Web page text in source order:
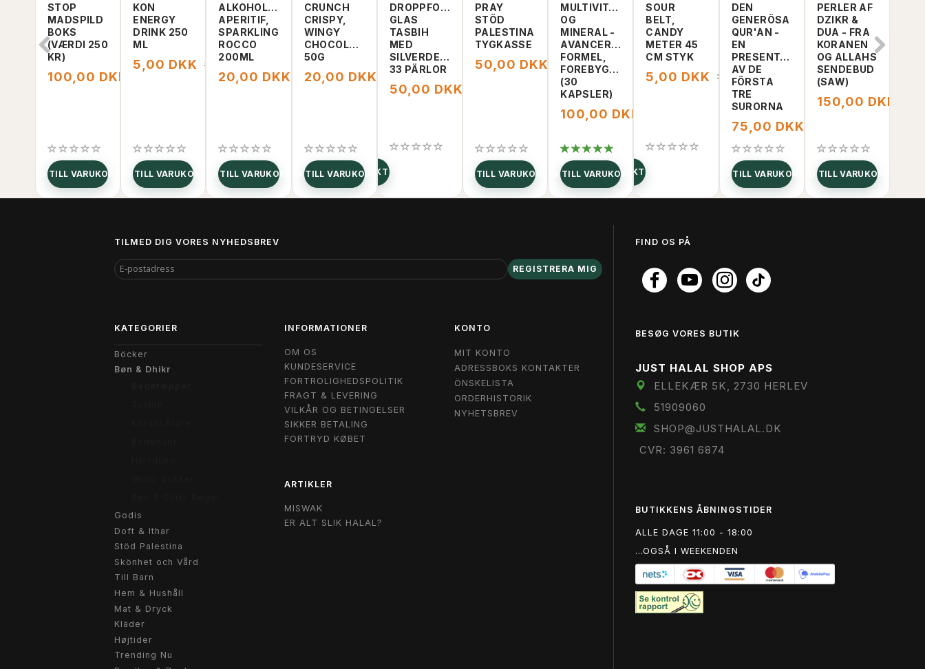
STOP
MADSPILD
BOKS
(VÆRDI 250
KR)
100,00 DKK
LÄGG TILL VARUKORGEN
KON
ENERGY
DRINK 250
ML
5,00 DKK 15,00 DKK
LÄGG TILL VARUKORGEN
ALKOHOLFRI
APERITIF,
SPARKLING
ROCCO
200ML
20,00 DKK 30,00 DKK
LÄGG TILL VARUKORGEN
CRUNCH
CRISPY,
WINGY
CHOCOLATE,
50G
20,00 DKK
LÄGG TILL VARUKORGEN
DROPPFORMAT
GLAS
TASBIH
MED
SILVERDETALJER,
33 PÄRLOR
50,00 DKK
SE PRODUKT
PRAY
STÖD
PALESTINA
TYGKASSE
50,00 DKK 150,00 DKK
LÄGG TILL VARUKORGEN
MULTIVITAMIN
OG
MINERAL -
AVANCERET
FORMEL,
FOREBYGGES
(30
KAPSLER)
100,00 DKK
LÄGG TILL VARUKORGEN
SOUR
BELT,
CANDY
METER 45
CM STYK
5,00 DKK 10,00 DKK
SE PRODUKT
DEN
GENERÖSA
QUR'AN -
EN
PRESENTATION
AV DE
FÖRSTA
TRE
SURORNA
75,00 DKK
LÄGG TILL VARUKORGEN
PERLER AF
DZIKR &
DUA - FRA
KORANEN
OG ALLAHS
SENDEBUD
(SAW)
150,00 DKK
LÄGG TILL VARUKORGENLÄGG TILL
TILMED DIG VORES NYHEDSBREV
E-
POSTADRESS
REGISTRERA MIG
KATEGORIER
Böcker
Bøn & Dhikr
Godis
Doft & Ithar
Stöd Palestina
Skönhet och Vård
Till Barn
Hem & Hushåll
Mat & Dryck
Kläder
Højtider
Trending Nu
INFORMATIONER
OM OS
KUNDESERVICE
FORTROLIGHEDSPOLITIK
FRAGT & LEVERING
VILKÅR OG BETINGELSER
SIKKER BETALING
FORTRYD KØBET
ARTIKLER
MISWAK
ER ALT SLIK HALAL?
KONTO
MIT KONTO
ADRESSBOKS KONTAKTER
ÖNSKELISTA
ORDERHISTORIK
NYHETSBREV
FIND OS PÅ
BESØG VORES BUTIK
JUST HALAL SHOP APS
ELLEKÆR 5K, 2730 HERLEV
51909060
SHOP@JUSTHALAL.DK
CVR: 3961 6874
BUTIKKENS ÅBNINGSTIDER
ALLE DAGE 11:00 - 18:00
...OGSÅ I WEEKENDEN